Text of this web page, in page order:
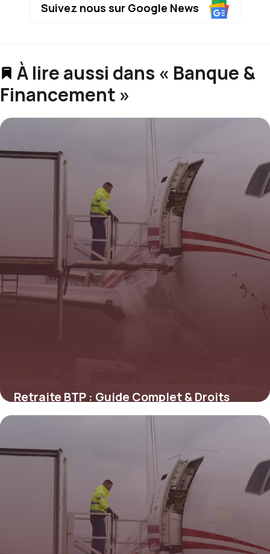
Suivez nous sur Google News
À lire aussi dans « Banque &
Financement »
Retraite BTP : Guide Complet & Droits
2026